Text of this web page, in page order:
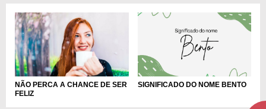
NÃO PERCA A CHANCE DE SER
FELIZ
SIGNIFICADO DO NOME BENTO